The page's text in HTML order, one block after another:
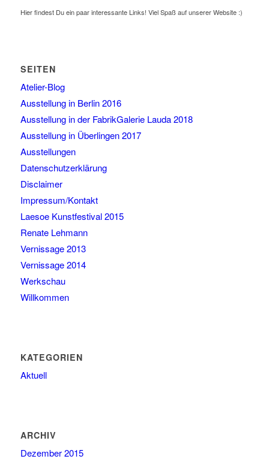
Hier findest Du ein paar interessante Links! Viel Spaß auf unserer Website :)
SEITEN
Atelier-Blog
Ausstellung in Berlin 2016
Ausstellung in der FabrikGalerie Lauda 2018
Ausstellung in Überlingen 2017
Ausstellungen
Datenschutzerklärung
Disclaimer
Impressum/Kontakt
Laesoe Kunstfestival 2015
Renate Lehmann
Vernissage 2013
Vernissage 2014
Werkschau
Willkommen
KATEGORIEN
Aktuell
ARCHIV
Dezember 2015